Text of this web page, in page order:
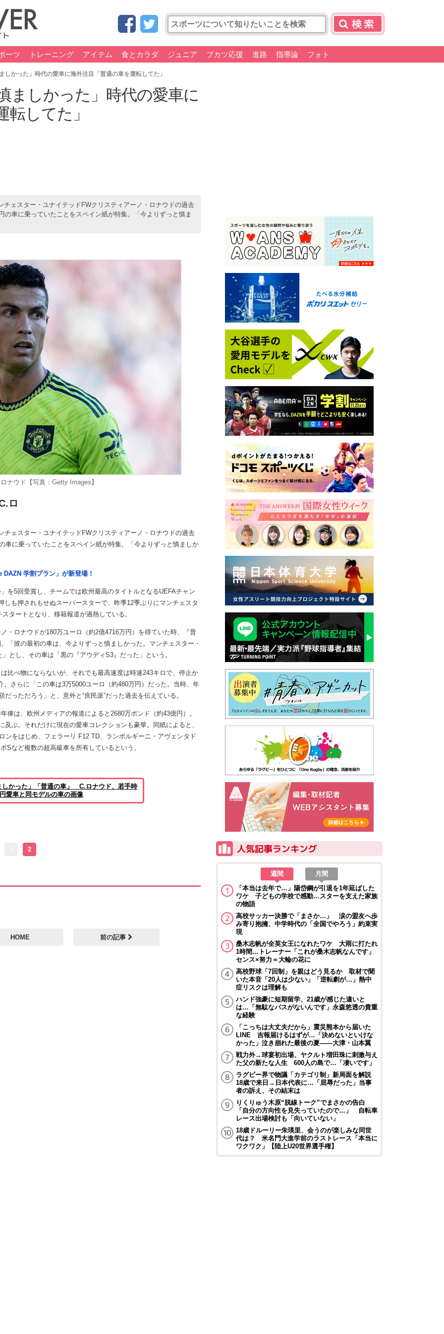
ーツ トレーニング アイテム 食とカラダ ジュニア ブカツ応援 進路 指導論 フォト
しかった」時代の愛車に海外注目「普通の車を運転してた」
ましかった」時代の愛車に
してた」
ェスター・ユナイテッドFWクリスティアーノ・ロナウドの過去
車に乗っていたことをスペイン紙が特集。「今よりずっと慎ま
ナウド【写真：Getty Images】
ロ
ェスター・ユナイテッドFWクリスティアーノ・ロナウドの過去
車に乗っていたことをスペイン紙が特集。「今よりずっと慎ましか
学割プラン」が新登場！
5回受賞し、チームでは欧州最高のタイトルとなるUEFAチャン
も押されもせぬスーパースターで、昨季12季ぶりにマンチェスタ
タートとなり、移籍報道が過熱している。
ロナウドが180万ユーロ（約2億4716万円）を得ていた時、『普
「彼の最初の車は、今よりずっと慎ましかった。マンチェスター・
とし、その車は「黒の『アウディS3』だった」という。
べ物にならないが、それでも最高速度は時速243キロで、停止か
さらに「この車は3万5000ユーロ（約480万円）だった。当時、年
っただろう」と、意外と“庶民派”だった過去を伝えている。
は、欧州メディアの報道によると2680万ポンド（約43億円）。
ぶ。それだけに現在の愛車コレクションも豪華。同紙によると、
ンをはじめ、フェラーリ F12 TD、ランボルギーニ・アヴェンタド
Sなど複数の超高級車を所有しているという。
しかった」「普通の車」 C.ロナウド、若手時
愛車と同モデルの車の画像
2
HOME 前の記事
週間
月間
「本当は去年で…」陽岱鋼が引退を1年延ばした
ワケ 子どもの学校で感動…スターを支えた家族
の物語
高校サッカー決勝で「まさか…」 涙の盟友へ歩
み寄り抱擁、中学時代の「全国でやろう」約束実
現
桑木志帆が全英女王になれたワケ 大雨に打たれ
1時間…トレーナー「これが桑木志帆なんです」
センス×努力＝大輪の花に
高校野球「7回制」を親はどう見るか 取材で聞
いた本音「20人は少ない」「逆転劇が…」熱中
症リスクは理解も
ハンド強豪に短期留学、21歳が感じた違いと
は…「無駄なパスがないんです」永森悠透の貴重
な経験
「こっちは大丈夫だから」震災熊本から届いた
LINE 吉報届けるはずが…「決めないといけな
かった」泣き崩れた最後の夏――大津・山本翼
戦力外→球宴初出場、ヤクルト増田珠に刺激与え
た父の新たな人生 600人の島で…「凄いです」
ラグビー界で物議「カテゴリ制」新局面を解説
18歳で来日→日本代表に…「屈辱だった」当事
者の訴え、その結末は
りくりゅう木原“脱線トーク”でまさかの告白
「自分の方向性を見失っていたので…」 自転車
レース出場検討も「向いていない」
18歳ドルーリー朱瑛里、会うのが楽しみな同世
代は？ 米名門大進学前のラストレース「本当に
ワクワク」【陸上U20世界選手権】